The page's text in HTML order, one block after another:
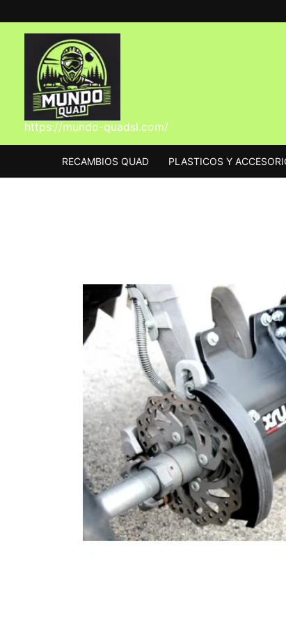
al
contenido
https://mundo-quadsl.com/
RECAMBIOS QUAD PLASTICOS Y